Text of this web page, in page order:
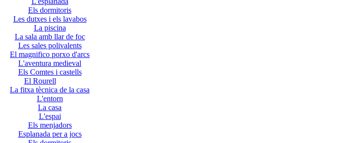
Els dormitoris
Les dutxes i els lavabos
La piscina
La sala amb llar de foc
Les sales polivalents
El magnifico porxo d'arcs
L'aventura medieval
Els Comtes i castells
El Rourell
La fitxa tècnica de la casa
L'entorn
La casa
L'espai
Els menjadors
Esplanada per a jocs